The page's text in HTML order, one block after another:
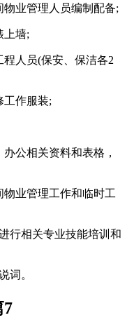
业管理人员编制配备;
上墙;
人员(保安、保洁各2
工作服装;
公相关资料和表格，
业管理工作和临时工
行相关专业技能培训和
词。
7